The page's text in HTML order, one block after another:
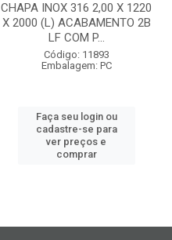
CHAPA INOX 316 2,00 X 1220
X 2000 (L) ACABAMENTO 2B
LF COM P...
Código: 11893
Embalagem: PC
Faça seu login ou
cadastre-se para
ver preços e
comprar